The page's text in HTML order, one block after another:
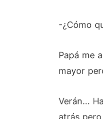
-¿Cómo
Papá me
mayor
Verán...
atrás